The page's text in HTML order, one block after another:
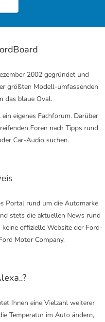
2002 gegründet und
größten Modell-umfassenden
das blaue Oval.
eigenes Fachforum. Darüber
Foren nach Tipps rund
Car-Audio suchen.
Portal rund um die Automarke
stets die aktuellen News rund
offizielle Website der Ford-
Motor Company.
Ihnen eine Vielzahl weiterer
Temperatur im Auto ändern,